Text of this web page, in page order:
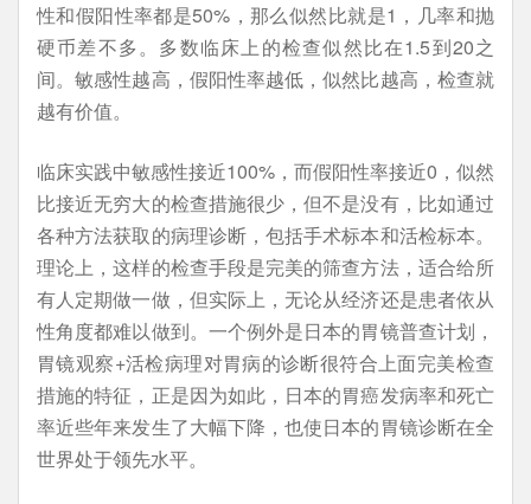
性和假阳性率都是50%，那么似然比就是1，几率和抛
硬币差不多。多数临床上的检查似然比在1.5到20之
间。敏感性越高，假阳性率越低，似然比越高，检查就
越有价值。
临床实践中敏感性接近100%，而假阳性率接近0，似然
比接近无穷大的检查措施很少，但不是没有，比如通过
各种方法获取的病理诊断，包括手术标本和活检标本。
理论上，这样的检查手段是完美的筛查方法，适合给所
有人定期做一做，但实际上，无论从经济还是患者依从
性角度都难以做到。一个例外是日本的胃镜普查计划，
胃镜观察+活检病理对胃病的诊断很符合上面完美检查
措施的特征，正是因为如此，日本的胃癌发病率和死亡
率近些年来发生了大幅下降，也使日本的胃镜诊断在全
世界处于领先水平。